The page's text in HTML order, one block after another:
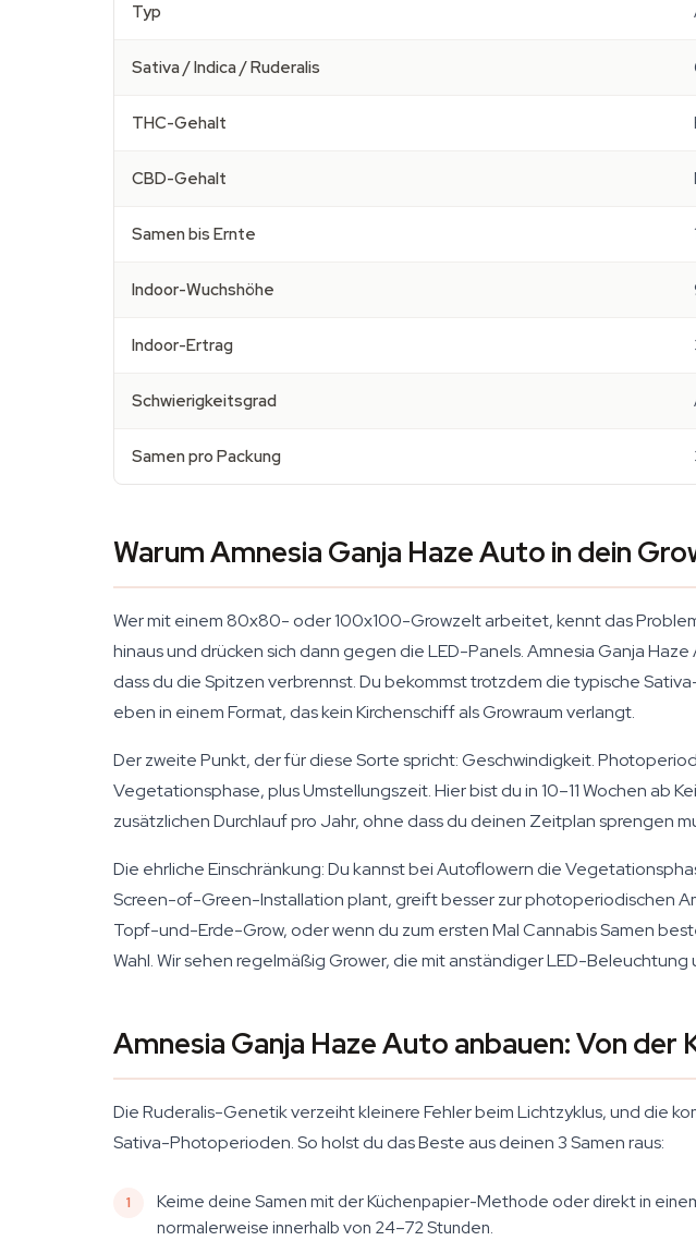
Typ
Sativa / Indica / Ruderalis
THC-Gehalt
CBD-Gehalt
Samen bis Ernte
Indoor-Wuchshöhe
Indoor-Ertrag
Schwierigkeitsgrad
Samen pro Packung
Warum Amnesia Ganja Haze Auto in dein
Wer mit einem 80x80- oder 100x100-Growzelt arbeitet, kennt das
hinaus und drücken sich dann gegen die LED-Panels. Amnesia Ganja
dass du die Spitzen verbrennst. Du bekommst trotzdem die typische
eben in einem Format, das kein Kirchenschiff als Growraum verlangt.
Der zweite Punkt, der für diese Sorte spricht: Geschwindigkeit.
Vegetationsphase, plus Umstellungszeit. Hier bist du in 10–11 Wochen
zusätzlichen Durchlauf pro Jahr, ohne dass du deinen Zeitplan sprengen
Die ehrliche Einschränkung: Du kannst bei Autoflowern die
Screen-of-Green-Installation plant, greift besser zur photoperiodischen
Topf-und-Erde-Grow, oder wenn du zum ersten Mal Cannabis Samen
Wahl. Wir sehen regelmäßig Grower, die mit anständiger LED-
Amnesia Ganja Haze Auto anbauen: Von der
Die Ruderalis-Genetik verzeiht kleinere Fehler beim Lichtzyklus, und die
Sativa-Photoperioden. So holst du das Beste aus deinen 3 Samen raus:
Keime deine Samen mit der Küchenpapier-Methode oder direkt in
normalerweise innerhalb von 24–72 Stunden.